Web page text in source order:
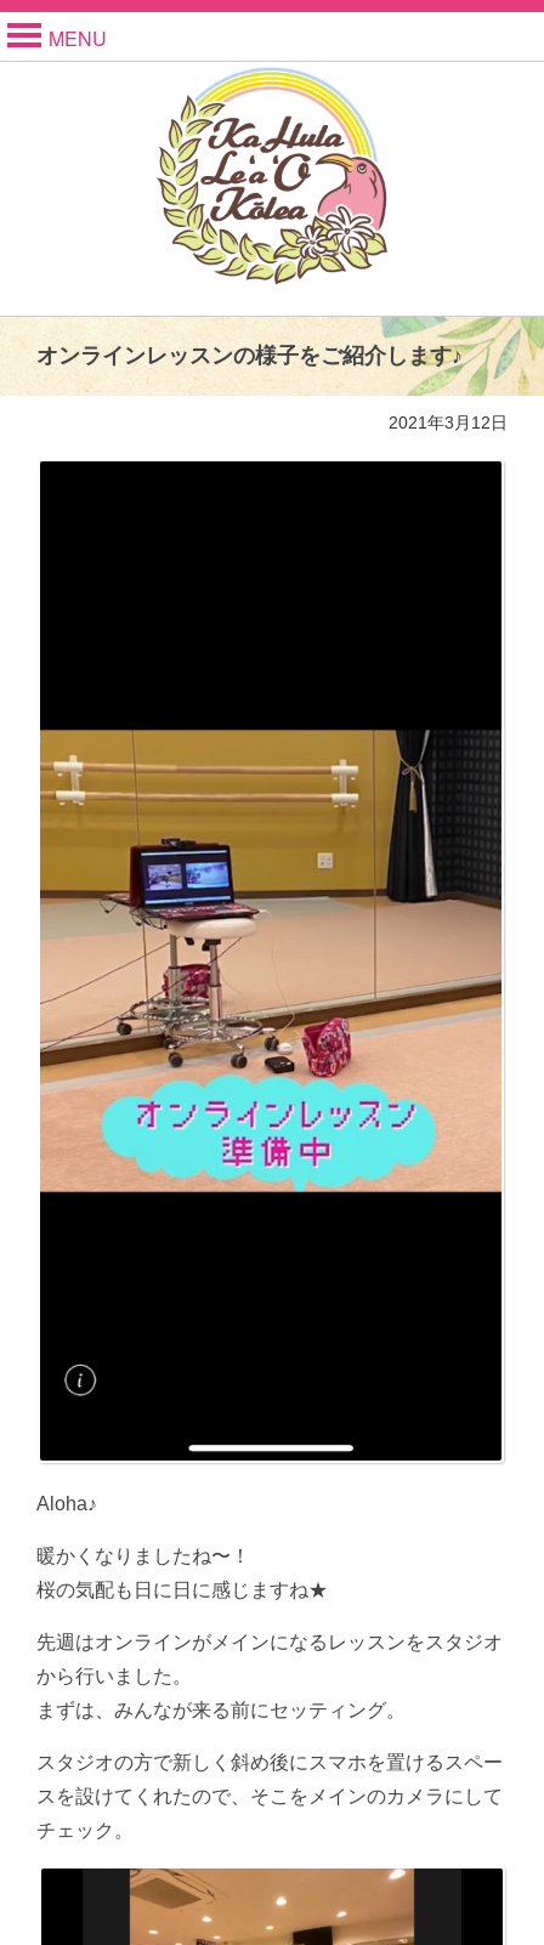
MENU
オンラインレッスンの様子をご紹介します♪
2021年3月12日
Aloha♪
暖かくなりましたね〜！
桜の気配も日に日に感じますね★
先週はオンラインがメインになるレッスンをスタジオ
から行いました。
まずは、みんなが来る前にセッティング。
スタジオの方で新しく斜め後にスマホを置けるスペー
スを設けてくれたので、そこをメインのカメラにして
チェック。